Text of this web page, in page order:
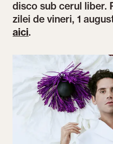
disco sub cerul liber.
zilei de vineri, 1
aici.